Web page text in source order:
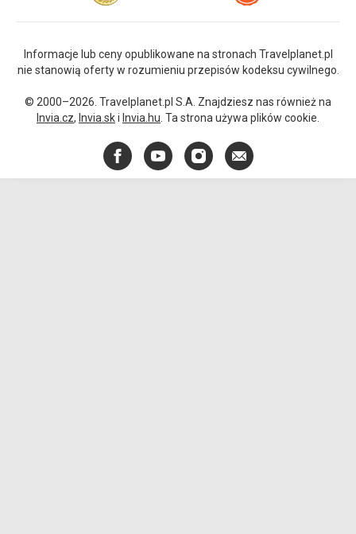
Informacje lub ceny opublikowane na stronach Travelplanet.pl
nie stanowią oferty w rozumieniu przepisów kodeksu cywilnego.
© 2000–2026. Travelplanet.pl S.A. Znajdziesz nas również na
Invia.cz, Invia.ski Invia.hu . Ta strona używa plików cookie.
FacebookYouTubeInstagram
E-
mail